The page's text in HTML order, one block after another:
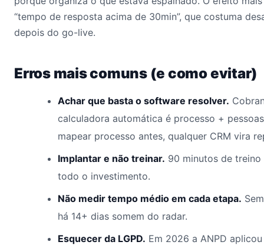
“tempo de resposta acima de 30min”, que costuma
depois do go-live.
Erros mais comuns (e como evitar)
Achar que basta o software resolver.
calculadora automática é processo +
mapear processo antes, qualquer CRM vira
Implantar e não treinar. 90 minutos de
todo o investimento.
Não medir tempo médio em cada etapa.
há 14+ dias somem do radar.
Esquecer da LGPD. Em 2026 a ANPD